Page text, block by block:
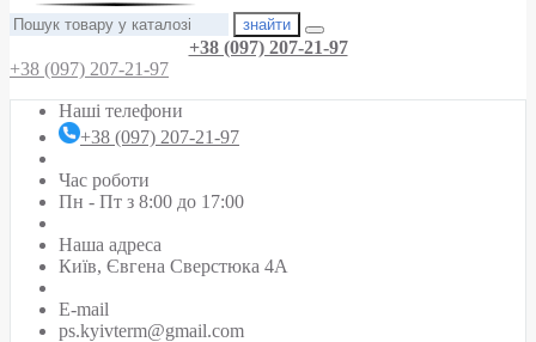
знайти
+38 (097) 207-21-97
+38 (097) 207-21-97
Наші телефони
+38 (097) 207-21-97
Час роботи
Пн - Пт з 8:00 до 17:00
Наша адреса
Київ, Євгена Сверстюка 4А
E-mail
ps.kyivterm@gmail.com